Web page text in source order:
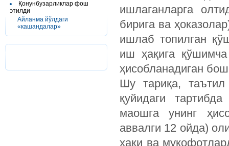
Қонунбузарликлар фош
этилди
Айланма йўлдаги
«кашандалар»
ишлаганларга
бирига ва
ишлаб топилган
иш ҳақига
ҳисобланадиган
Шу тариқа,
қуйидаги
маошга унинг
аввалги 12 ойда)
ҳақи ва